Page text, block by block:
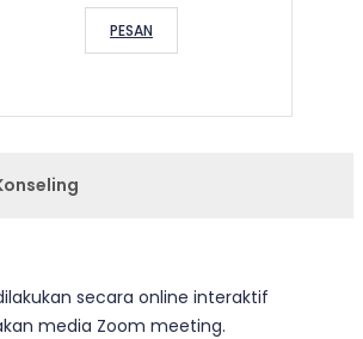
PESAN
secara online interaktif
media Zoom meeting.